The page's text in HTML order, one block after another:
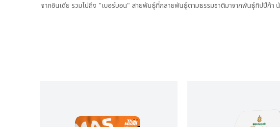
จากอินเดีย รวมไปถึง "เบอร์บอน" สายพันธุ์ที่กลายพันธุ์ตามธรรมชาติมาจากพันธุ์ทิปปีก้า